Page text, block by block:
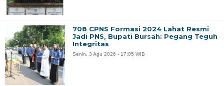
708 CPNS Formasi 2024 Lahat Resmi
Jadi PNS, Bupati Bursah: Pegang Teguh
Integritas
Senin, 3 Agu 2026 - 17:05 WIB